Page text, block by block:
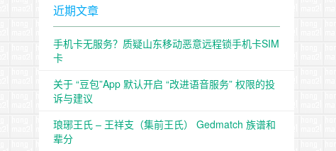
近期文章
手机卡无服务？质疑山东移动恶意远程锁手机卡SIM
卡
关于 “豆包”App 默认开启 “改进语音服务” 权限的投
诉与建议
琅琊王氏 – 王祥支（集前王氏） Gedmatch 族谱和
辈分